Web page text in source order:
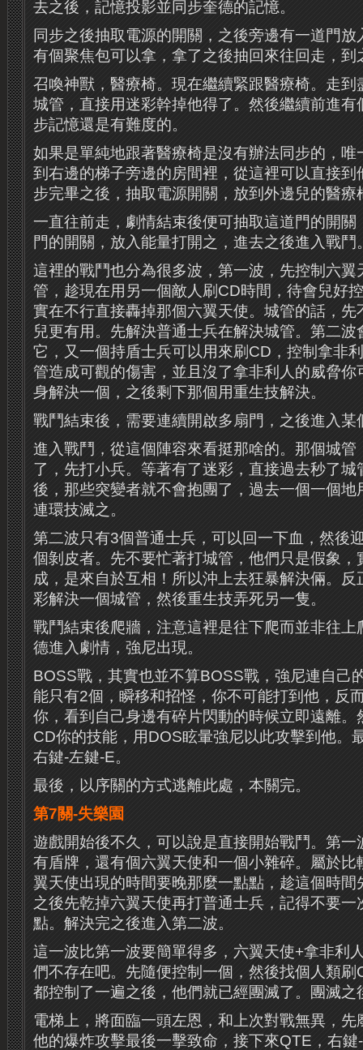
去之後，記憶投影並同步奎德的記憶。
同步之後抽取電源的開關，之後旁邊有一道門
有個聚焦包可以拿，拿了之後抽回來往回走，到
召喚神獸，醫療椅。現在繼續緊跟醫療椅。走到
城管，直接用迷彩幹掉他得了。然後繼續前進有
步記憶還是有難度的。
如果是單純地跟著醫療椅是沒有辦法同步的，唯
到右邊的梯子旁邊的房間裡，從這裡可以直接到
步完畢之後，抽取電源開關，放到外邊兒的醫療
一直往前走，劇情結束後便可抽取這道門的開關
門的開關，放入能量打開之，進去之後進入戰鬥
這裡的戰鬥也分為很多波，第一波，先控制六翼
管，趁現在用另一個敵人刷CD時間，待會兒好
實在不行直接轟掉那個六翼天使。城管的話，先
兒更有用。先解決普通士兵在解決城管。第二
它，又一個持盾士兵可以用來刷CD，控制拿非
管造成可觀的傷害，並且沒了拿非利人的威脅你
身解決一個，之後剩下那個用重生技解決。
戰鬥結束後，需要連續開啟多扇門，之後進入某
進入戰鬥，從這個陣容來看挺那啥的。那個城管
了，先打小兵。等著有了迷彩，直接過去秒了
後，那些突變者就不會抱團了，過去一個一個地
連環技滅之。
第二波只有3個普通士兵，可以回一下血，然後
個剝皮者。先不要忙著打城管，他們只是假象，
成，是來自於互相！所以沖上去狂暴解決倆。
彩解決一個城管，然後重生技弄死另一隻。
戰鬥結束後爬牆，注意這裡是往下爬而並非往上
德進入劇情，強尼出現。
BOSS戰，其實也並不算BOSS戰，強尼連自己
能只有2個，瞬移和招怪，你不可能打到他，反
你，看到自己身邊有碎片閃動的時候立即遠離。
CD你的技能，用DOS眩暈強尼以此攻擊到他。
右鍵-左鍵-E。
最後，以序關的方式逃離此處，本關完。
第7關-失樂園
遊戲開始後不久，可以說是直接開始戰鬥。第
有盾牌，還有個六翼天使和一個小雜碎。屬於比
翼天使出現的時間要晚那麼一點點，趁這個時
之後先乾掉六翼天使再打普通士兵，記得不要
點。解決完之後進入第二波。
這一波比第一波要簡單得多，六翼天使+拿非利
們不存在吧。先隨便控制一個，然後找個人類
都控制了一遍之後，他們就已經團滅了。團滅之
電梯上，將面臨一頭左恩，和上次對戰無異，
他的爆炸攻擊最後一擊致命，接下來QTE，右